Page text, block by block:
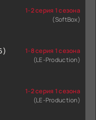
1-2 серия 1 сезона
(SoftBox)
1-8 серия 1 сезона
(LE-Production)
1-2 серия 1 сезона
(LE-Production)